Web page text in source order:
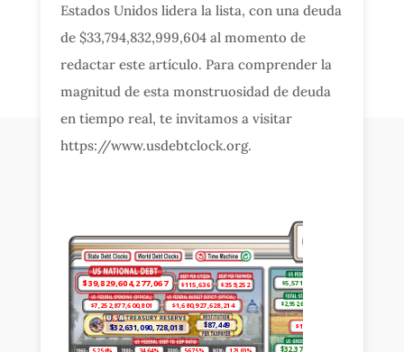
Estados Unidos lidera la lista, con una deuda
de $33,794,832,999,604 al momento de
redactar este artículo. Para comprender la
magnitud de esta monstruosidad de deuda
en tiempo real, te invitamos a visitar
https://www.usdebtclock.org.